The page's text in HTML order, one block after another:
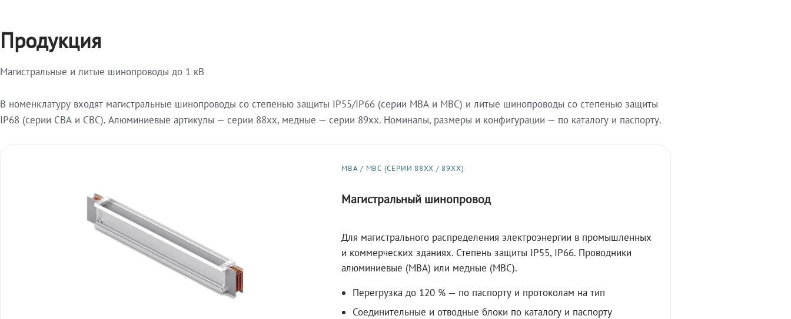
Продукция
Магистральные и литые шинопроводы до 1 кВ
В номенклатуру входят магистральные шинопроводы со степенью защиты IP55/IP66 (серии МВА и МВС) и литые шинопроводы со степенью защиты
IP68 (серии СВА и СВС). Алюминиевые артикулы — серии 88xx, медные — серии 89xx. Номиналы, размеры и конфигурации — по каталогу и паспорту.
МВА / МВС (СЕРИИ 88XX / 89XX)
Магистральный шинопровод
Для магистрального распределения электроэнергии в промышленных
и коммерческих зданиях. Степень защиты IP55, IP66. Проводники
алюминиевые (МВА) или медные (МВС).
Перегрузка до 120 % — по паспорту и протоколам на тип
Соединительные и отводные блоки по каталогу и паспорту